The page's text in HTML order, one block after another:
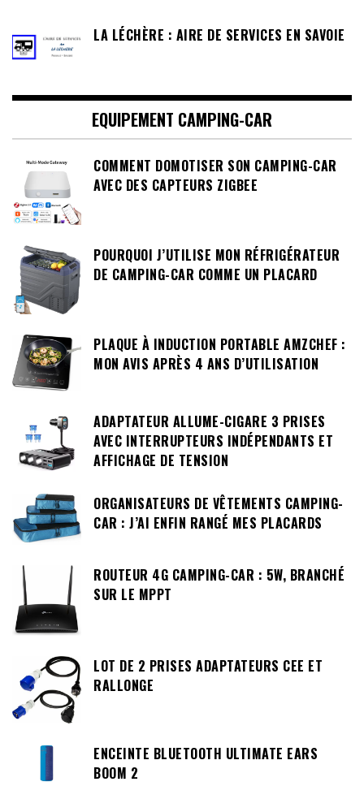
LA LÉCHÈRE : AIRE DE SERVICES EN SAVOIE
EQUIPEMENT CAMPING-CAR
COMMENT DOMOTISER SON CAMPING-CAR
AVEC DES CAPTEURS ZIGBEE
POURQUOI J’UTILISE MON RÉFRIGÉRATEUR
DE CAMPING-CAR COMME UN PLACARD
PLAQUE À INDUCTION PORTABLE AMZCHEF :
MON AVIS APRÈS 4 ANS D’UTILISATION
ADAPTATEUR ALLUME-CIGARE 3 PRISES
AVEC INTERRUPTEURS INDÉPENDANTS ET
AFFICHAGE DE TENSION
ORGANISATEURS DE VÊTEMENTS CAMPING-
CAR : J’AI ENFIN RANGÉ MES PLACARDS
ROUTEUR 4G CAMPING-CAR : 5W, BRANCHÉ
SUR LE MPPT
LOT DE 2 PRISES ADAPTATEURS CEE ET
RALLONGE
ENCEINTE BLUETOOTH ULTIMATE EARS
BOOM 2